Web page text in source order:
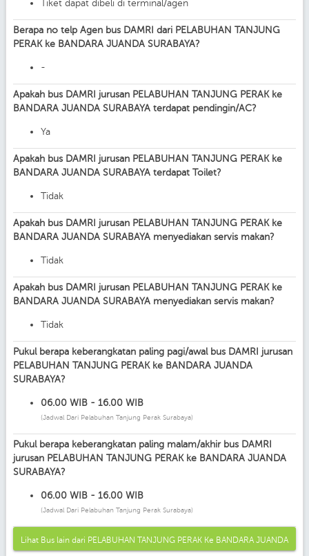
Tiket dapat dibeli di terminal/agen
Berapa no telp Agen bus DAMRI dari PELABUHAN TANJUNG
PERAK ke BANDARA JUANDA SURABAYA?
-
Apakah bus DAMRI jurusan PELABUHAN TANJUNG PERAK ke
BANDARA JUANDA SURABAYA terdapat pendingin/AC?
Ya
Apakah bus DAMRI jurusan PELABUHAN TANJUNG PERAK ke
BANDARA JUANDA SURABAYA terdapat Toilet?
Tidak
Apakah bus DAMRI jurusan PELABUHAN TANJUNG PERAK ke
BANDARA JUANDA SURABAYA menyediakan servis makan?
Tidak
Apakah bus DAMRI jurusan PELABUHAN TANJUNG PERAK ke
BANDARA JUANDA SURABAYA menyediakan servis makan?
Tidak
Pukul berapa keberangkatan paling pagi/awal bus DAMRI jurusan
PELABUHAN TANJUNG PERAK ke BANDARA JUANDA
SURABAYA?
06.00 WIB - 16.00 WIB
(Jadwal Dari Pelabuhan Tanjung Perak Surabaya)
Pukul berapa keberangkatan paling malam/akhir bus DAMRI
jurusan PELABUHAN TANJUNG PERAK ke BANDARA JUANDA
SURABAYA?
06.00 WIB - 16.00 WIB
(Jadwal Dari Pelabuhan Tanjung Perak Surabaya)
Lihat Bus lain dari PELABUHAN TANJUNG PERAK Ke BANDARA JUANDA